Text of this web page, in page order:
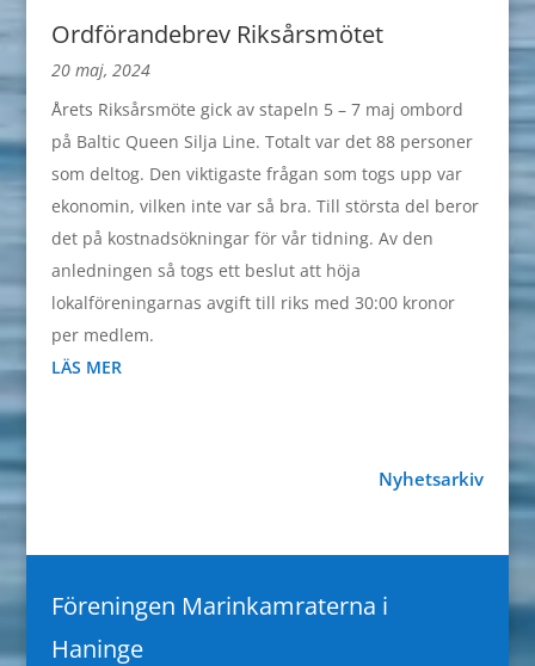
Ordförandebrev Riksårsmötet
20 maj, 2024
Årets Riksårsmöte gick av stapeln 5 – 7 maj ombord
på Baltic Queen Silja Line. Totalt var det 88 personer
som deltog. Den viktigaste frågan som togs upp var
ekonomin, vilken inte var så bra. Till största del beror
det på kostnadsökningar för vår tidning. Av den
anledningen så togs ett beslut att höja
lokalföreningarnas avgift till riks med 30:00 kronor
per medlem.
LÄS MER
Nyhetsarkiv
Föreningen Marinkamraterna i
Haninge